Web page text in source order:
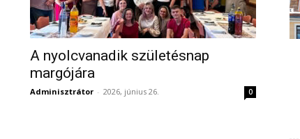
A nyolcvanadik születésnap
margójára
Adminisztrátor - 2026, június 26. 0